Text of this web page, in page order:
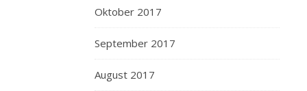
Oktober 2017
September 2017
August 2017